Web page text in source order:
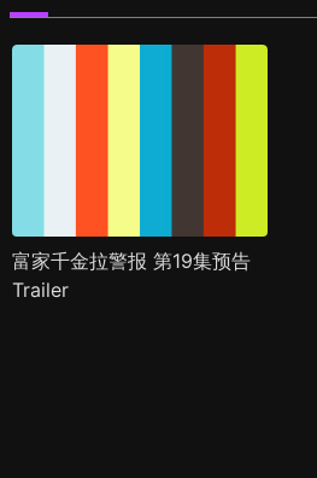
富家千金拉警报 第19集预告
Trailer